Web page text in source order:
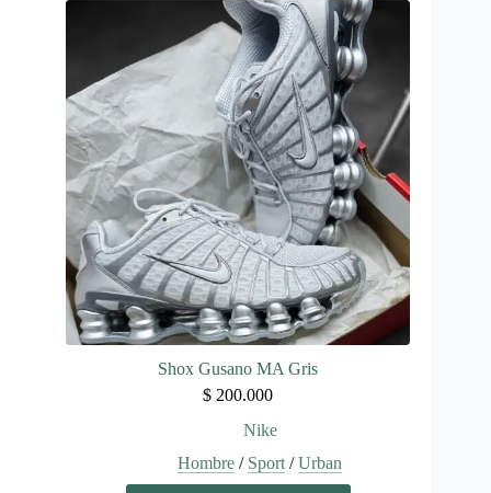
variantes.
Las
opciones
se
pueden
elegir
en
la
página
de
producto
Shox Gusano MA Gris
$ 200.000
Nike
Hombre / Sport /Urban